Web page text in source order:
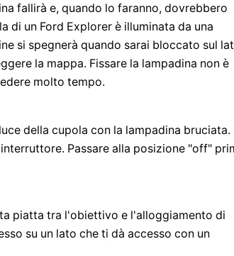
fallirà e, quando lo faranno, dovrebbero
di un Ford Explorer è illuminata da una
si spegnerà quando sarai bloccato sul
la mappa. Fissare la lampadina non è
molto tempo.
della cupola con la lampadina bruciata.
Passare alla posizione "off"
piatta tra l'obiettivo e l'alloggiamento di
su un lato che ti dà accesso con un